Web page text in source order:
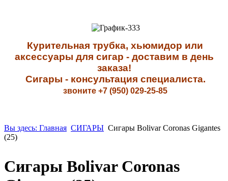
Курительная трубка, хьюмидор или
аксессуары для сигар - доставим в день
заказа!
Сигары - консультация специалиста.
звоните +7 (950) 029-25-85
Вы здесь: Главная СИГАРЫ Сигары Bolivar Coronas Gigantes
(25)
Сигары Bolivar Coronas